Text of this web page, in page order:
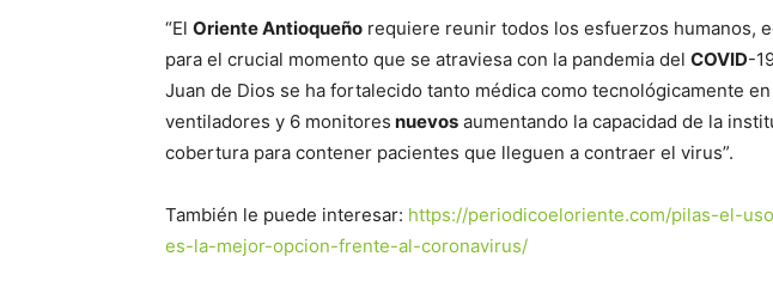
“El Oriente Antioqueño requiere reunir todos los esfuerzos humanos,
para el crucial momento que se atraviesa con la pandemia del COVID-
Juan de Dios se ha fortalecido tanto médica como tecnológicamente en
ventiladores y 6 monitores nuevos aumentando la capacidad de la
cobertura para contener pacientes que lleguen a contraer el virus”.
También le puede interesar: https://periodicoeloriente.com/pilas-el-
es-la-mejor-opcion-frente-al-coronavirus/